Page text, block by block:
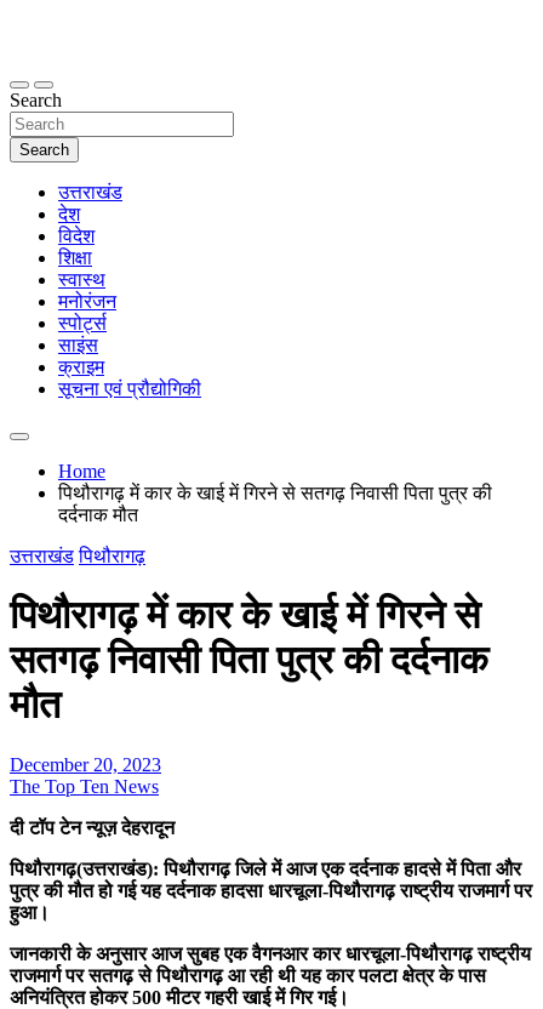
thetoptennews.com
Search
Search
उत्तराखंड
देश
विदेश
शिक्षा
स्वास्थ
मनोरंजन
स्पोर्ट्स
साइंस
क्राइम
सूचना एवं प्रौद्योगिकी
Home
पिथौरागढ़ में कार के खाई में गिरने से सतगढ़ निवासी पिता पुत्र की
दर्दनाक मौत
उत्तराखंड पिथौरागढ़
पिथौरागढ़ में कार के खाई में गिरने से
सतगढ़ निवासी पिता पुत्र की दर्दनाक
मौत
December 20, 2023
The Top Ten News
दी टॉप टेन न्यूज़ देहरादून
पिथौरागढ़(उत्तराखंड): पिथौरागढ़ जिले में आज एक दर्दनाक हादसे में पिता और
पुत्र की मौत हो गई यह दर्दनाक हादसा धारचूला-पिथौरागढ़ राष्ट्रीय राजमार्ग पर
हुआ।
जानकारी के अनुसार आज सुबह एक वैगनआर कार धारचूला-पिथौरागढ़ राष्ट्रीय
राजमार्ग पर सतगढ़ से पिथौरागढ़ आ रही थी यह कार पलटा क्षेत्र के पास
अनियंत्रित होकर 500 मीटर गहरी खाई में गिर गई।